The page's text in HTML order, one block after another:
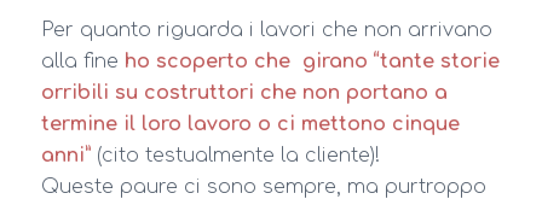
Per quanto riguarda i lavori che non arrivano
alla fine ho scoperto che girano “tante storie
orribili su costruttori che non portano a
termine il loro lavoro o ci mettono cinque
anni”(cito testualmente la cliente)!
Queste paure ci sono sempre, ma purtroppo